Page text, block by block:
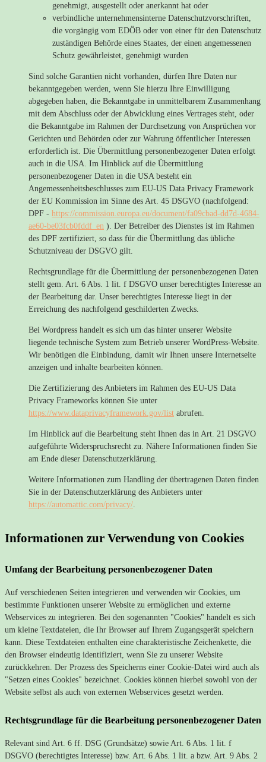
genehmigt, ausgestellt oder anerkannt hat oder
verbindliche unternehmensinterne Datenschutzvorschriften,
die vorgängig vom EDÖB oder von einer für den Datenschutz
zuständigen Behörde eines Staates, der einen angemessenen
Schutz gewährleistet, genehmigt wurden
Sind solche Garantien nicht vorhanden, dürfen Ihre Daten nur
bekanntgegeben werden, wenn Sie hierzu Ihre Einwilligung
abgegeben haben, die Bekanntgabe in unmittelbarem Zusammenhang
mit dem Abschluss oder der Abwicklung eines Vertrages steht, oder
die Bekanntgabe im Rahmen der Durchsetzung von Ansprüchen vor
Gerichten und Behörden oder zur Wahrung öffentlicher Interessen
erforderlich ist. Die Übermittlung personenbezogener Daten erfolgt
auch in die USA. Im Hinblick auf die Übermittlung
personenbezogener Daten in die USA besteht ein
Angemessenheitsbeschlusses zum EU-US Data Privacy Framework
der EU Kommission im Sinne des Art. 45 DSGVO (nachfolgend:
DPF - https://commission.europa.eu/document/fa09cbad-dd7d-4684-
ae60-be03fcb0fddf_en ). Der Betreiber des Dienstes ist im Rahmen
des DPF zertifiziert, so dass für die Übermittlung das übliche
Schutzniveau der DSGVO gilt.
Rechtsgrundlage für die Übermittlung der personenbezogenen Daten
stellt gem. Art. 6 Abs. 1 lit. f DSGVO unser berechtigtes Interesse an
der Bearbeitung dar. Unser berechtigtes Interesse liegt in der
Erreichung des nachfolgend geschilderten Zwecks.
Bei Wordpress handelt es sich um das hinter unserer Website
liegende technische System zum Betrieb unserer WordPress-Website.
Wir benötigen die Einbindung, damit wir Ihnen unsere Internetseite
anzeigen und inhalte bearbeiten können.
Die Zertifizierung des Anbieters im Rahmen des EU-US Data
Privacy Frameworks können Sie unter
https://www.dataprivacyframework.gov/list abrufen.
Im Hinblick auf die Bearbeitung steht Ihnen das in Art. 21 DSGVO
aufgeführte Widerspruchsrecht zu. Nähere Informationen finden Sie
am Ende dieser Datenschutzerklärung.
Weitere Informationen zum Handling der übertragenen Daten finden
Sie in der Datenschutzerklärung des Anbieters unter
https://automattic.com/privacy/
Informationen zur Verwendung von Cookies
Umfang der Bearbeitung personenbezogener Daten
Auf verschiedenen Seiten integrieren und verwenden wir Cookies, um
bestimmte Funktionen unserer Website zu ermöglichen und externe
Webservices zu integrieren. Bei den sogenannten "Cookies" handelt es sich
um kleine Textdateien, die Ihr Browser auf Ihrem Zugangsgerät speichern
kann. Diese Textdateien enthalten eine charakteristische Zeichenkette, die
den Browser eindeutig identifiziert, wenn Sie zu unserer Website
zurückkehren. Der Prozess des Speicherns einer Cookie-Datei wird auch als
"Setzen eines Cookies" bezeichnet. Cookies können hierbei sowohl von der
Website selbst als auch von externen Webservices gesetzt werden.
Rechtsgrundlage für die Bearbeitung personenbezogener Daten
Relevant sind Art. 6 ff. DSG (Grundsätze) sowie Art. 6 Abs. 1 lit. f
DSGVO (berechtigtes Interesse) bzw. Art. 6 Abs. 1 lit. a bzw. Art. 9 Abs. 2